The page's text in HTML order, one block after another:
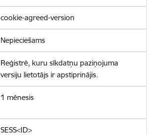
cookie-agreed-version
Nepieciešams
Reģistrē, kuru sīkdatņu paziņojuma
versiju lietotājs ir apstiprinājis.
1 mēnesis
SESS<ID>